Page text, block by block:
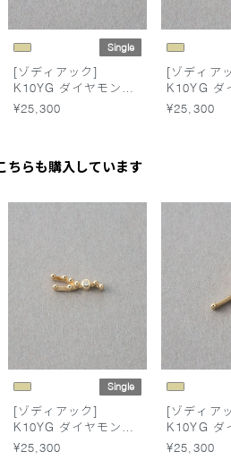
Single
[ゾディアック]
K10YG ダイヤモンド
ピアス /ふたご座
¥25,300
[ゾディア
K10YG ダ
ピアス /か
¥25,300
ちらも購入しています
Single
[ゾディアック]
K10YG ダイヤモンド
ピアス /おうし座
¥25,300
[ゾディア
K10YG ダ
ピアス /か
¥25,300